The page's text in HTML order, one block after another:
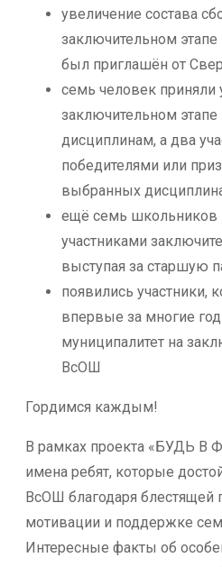
увеличение состава
заключительном
был приглашён от
семь человек приняли
заключительном
дисциплинам, а два
победителями или
выбранных
ещё семь школьников
участниками
выступая за старшую
появились участники,
впервые за многие
муниципалитет на
ВсОШ
Гордимся каждым!
В рамках проекта «БУДЬ В
имена ребят, которые
ВсОШ благодаря блестящей
мотивации и поддержке
Интересные факты об